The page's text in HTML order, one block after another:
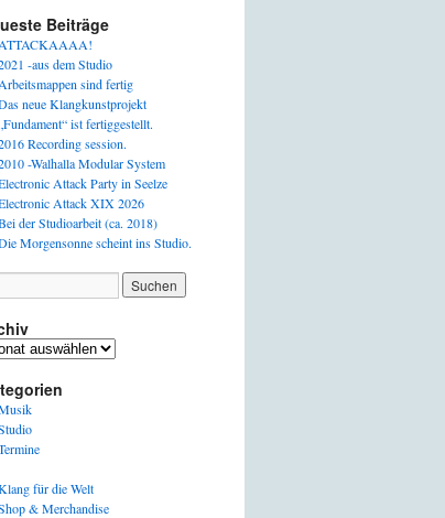
Beiträge
ATTACKAAAA!
-aus dem Studio
Arbeitsmappen sind fertig
neue Klangkunstprojekt
„Fundament“ ist fertiggestellt.
Recording session.
-Walhalla Modular System
Attack Party in Seelze
Attack XIX 2026
der Studioarbeit (ca. 2018)
Morgensonne scheint ins Studio.
für die Welt
& Merchandise